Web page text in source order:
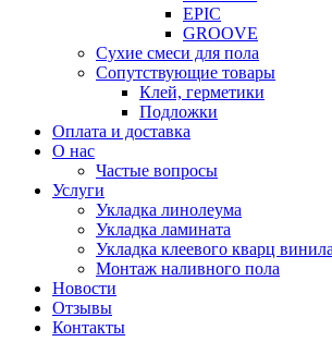
EPIC
GROOVE
Сухие смеси для пола
Сопутствующие товары
Клей, герметики
Подложки
Оплата и доставка
О нас
Частые вопросы
Услуги
Укладка линолеума
Укладка ламината
Укладка клеевого кварц винила
Монтаж наливного пола
Новости
Отзывы
Контакты